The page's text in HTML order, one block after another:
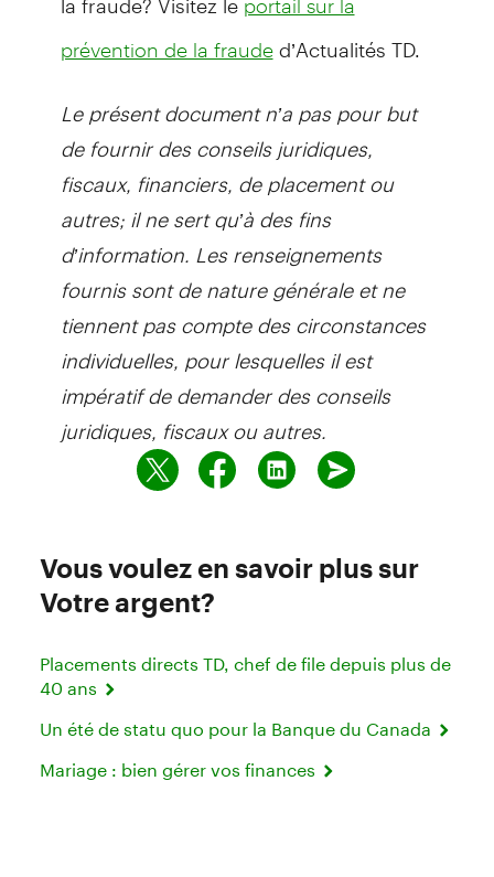
portail sur la
prévention de la frauded’Actualités TD.
Le présent document n’a pas pour but
de fournir des conseils juridiques,
fiscaux, financiers, de placement ou
autres; il ne sert qu’à des fins
d’information. Les renseignements
fournis sont de nature générale et ne
tiennent pas compte des circonstances
individuelles, pour lesquelles il est
impératif de demander des conseils
juridiques, fiscaux ou autres.
Vous voulez en savoir plus sur
Votre argent?
Placements directs TD, chef de file depuis plus de
40 ans
Un été de statu quo pour la Banque du Canada
Mariage : bien gérer vos finances